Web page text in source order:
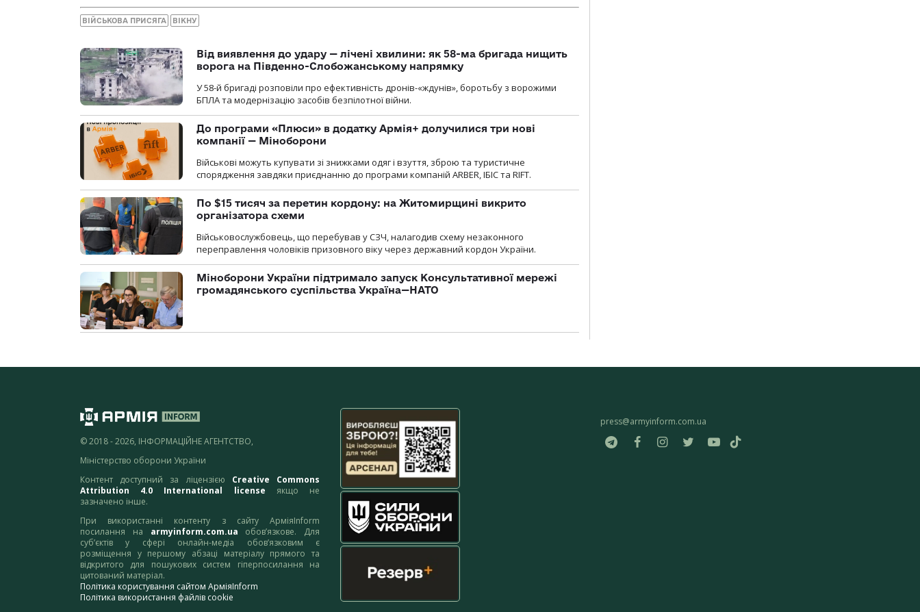
ВІЙСЬКОВА ПРИСЯГА ВІКНУ
Від виявлення до удару — лічені хвилини: як 58-ма бригада нищить
ворога на Південно-Слобожанському напрямку
У 58-й бригаді розповіли про ефективність дронів-«ждунів», боротьбу з ворожими
БПЛА та модернізацію засобів безпілотної війни.
До програми «Плюси» в додатку Армія+ долучилися три нові
компанії — Міноборони
Військові можуть купувати зі знижками одяг і взуття, зброю та туристичне
спорядження завдяки приєднанню до програми компаній ARBER, ІБІС та RIFT.
По $15 тисяч за перетин кордону: на Житомирщині викрито
організатора схеми
Військовослужбовець, що перебував у СЗЧ, налагодив схему незаконного
переправлення чоловіків призовного віку через державний кордон України.
Міноборони України підтримало запуск Консультативної мережі
громадянського суспільства Україна—НАТО
© 2018 - 2026, ІНФОРМАЦІЙНЕ АГЕНТСТВО,
Міністерство оборони України
Контент доступний за ліцензією Creative Commons
Attribution 4.0 International license якщо не
зазначено інше.
При використанні контенту з сайту АрміяInform
посилання на armyinform.com.ua обов’язкове. Для
суб’єктів у сфері онлайн-медіа обов’язковим є
розміщення у першому абзаці матеріалу прямого та
відкритого для пошукових систем гіперпосилання на
цитований матеріал.
Політика користування сайтом АрміяInform
Політика використання файлів cookie
press@armyinform.com.ua